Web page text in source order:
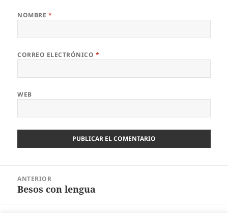
NOMBRE *
CORREO ELECTRÓNICO *
WEB
entradas
ANTERIOR
Entrada
Besos con lengua